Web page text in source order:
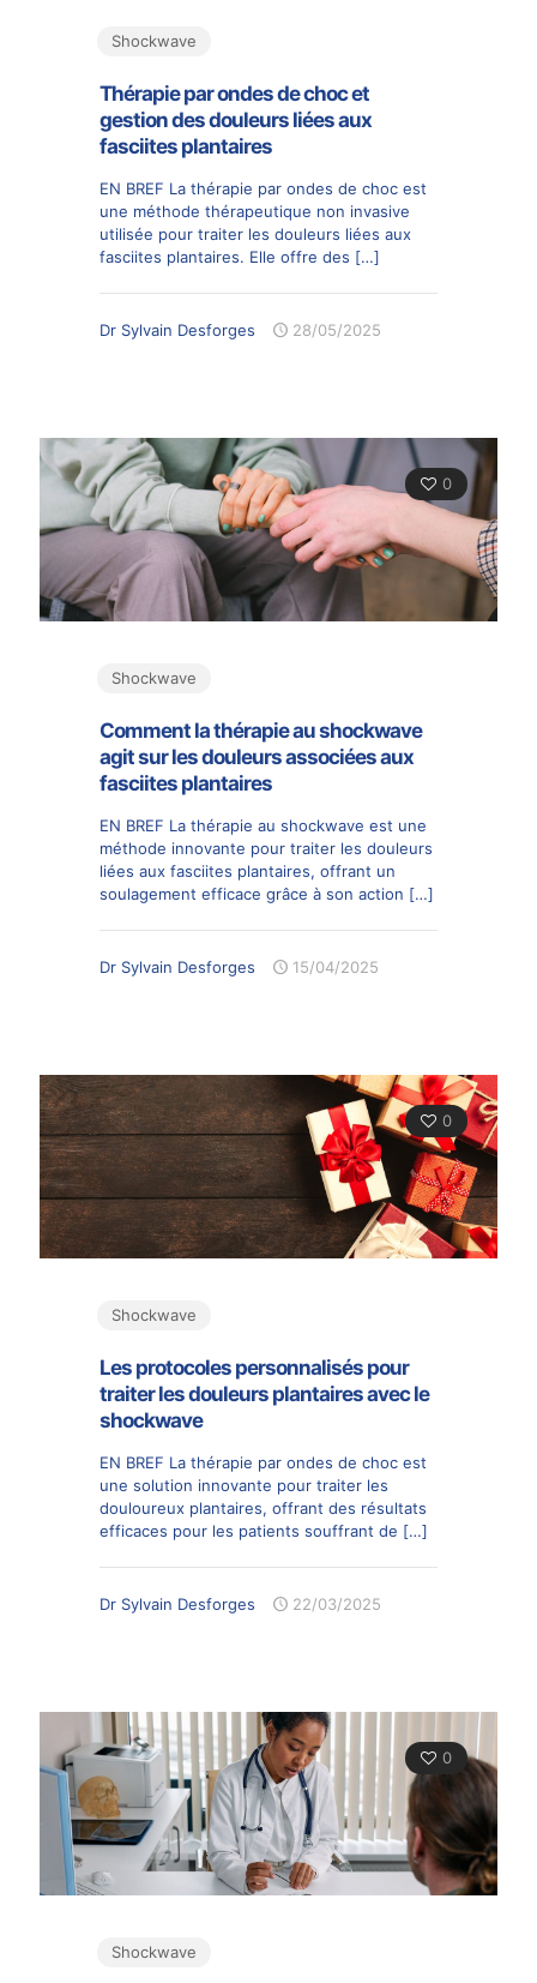
Shockwave
Thérapie par ondes de choc et
gestion des douleurs liées aux
fasciites plantaires
EN BREF La thérapie par ondes de choc est
une méthode thérapeutique non invasive
utilisée pour traiter les douleurs liées aux
fasciites plantaires. Elle offre des […]
Dr Sylvain Desforges 28/05/2025
0
Shockwave
Comment la thérapie au shockwave
agit sur les douleurs associées aux
fasciites plantaires
EN BREF La thérapie au shockwave est une
méthode innovante pour traiter les douleurs
liées aux fasciites plantaires, offrant un
soulagement efficace grâce à son action […]
Dr Sylvain Desforges 15/04/2025
0
Shockwave
Les protocoles personnalisés pour
traiter les douleurs plantaires avec le
shockwave
EN BREF La thérapie par ondes de choc est
une solution innovante pour traiter les
douloureux plantaires, offrant des résultats
efficaces pour les patients souffrant de […]
Dr Sylvain Desforges 22/03/2025
0
Shockwave